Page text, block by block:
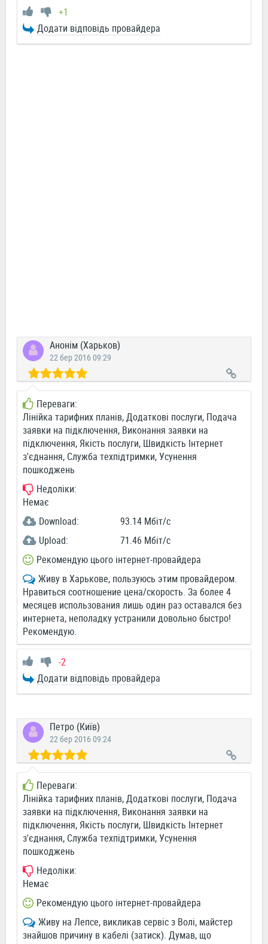
+1
Додати відповідь провайдера
Анонім (Харьков)
22 бер 2016 09:29
Переваги:
Лінійка тарифних планів, Додаткові послуги, Подача
заявки на підключення, Виконання заявки на
підключення, Якість послуги, Швидкість Інтернет
з'єднання, Служба техпідтримки, Усунення
пошкоджень
Недоліки:
Немає
Download:
93.14 Мбіт/c
Upload:
71.46 Мбіт/c
Рекомендую цього інтернет-провайдера
Живу в Харькове, пользуюсь этим провайдером.
Нравиться соотношение цена/скорость. За более 4
месяцев использования лишь один раз оставался без
интернета, неполадку устранили довольно быстро!
Рекомендую.
-2
Додати відповідь провайдера
Петро (Київ)
22 бер 2016 09:24
Переваги:
Лінійка тарифних планів, Додаткові послуги, Подача
заявки на підключення, Виконання заявки на
підключення, Якість послуги, Швидкість Інтернет
з'єднання, Служба техпідтримки, Усунення
пошкоджень
Недоліки:
Немає
Рекомендую цього інтернет-провайдера
Живу на Лепсе, викликав сервіс з Волі, майстер
знайшов причину в кабелі (затиск). Думав, що